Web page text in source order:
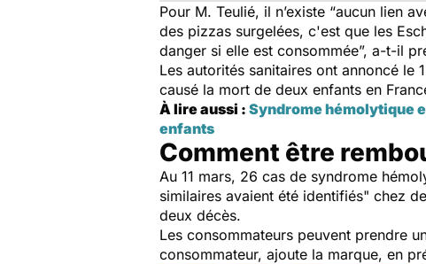
Pour M. Teulié, il n’existe “aucun lien
des pizzas surgelées, c'est que les
danger si elle est consommée”, a-t-il
Les autorités sanitaires ont annoncé le
causé la mort de deux enfants en
À lire aussi : Syndrome hémolytique
enfants
Comment être
Au 11 mars, 26 cas de syndrome
similaires avaient été identifiés" chez
deux décès.
Les consommateurs peuvent prendre
consommateur, ajoute la marque, en